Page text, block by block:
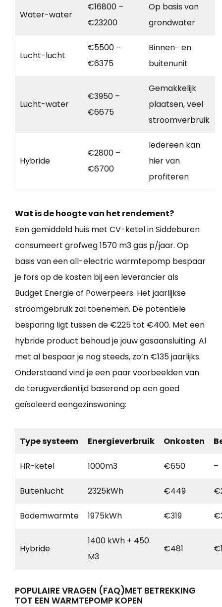
Water-water
€16800 –
€23200
Op basis van
grondwater
Lucht-lucht
€5500 –
€6375
Binnen- en
buitenunit
Lucht-water
€3950 –
€6675
Gemakkelijk
plaatsen, veel
stroomverbruik
Hybride
€2800 –
€6700
Iedereen kan
hier van
profiteren
Wat is de hoogte van het rendement?
Een gemiddeld huis met CV-ketel in Siddeburen
consumeert grofweg 1570 m3 gas p/jaar. Op
basis van een all-electric warmtepomp bespaar
je fors op de kosten bij een leverancier als
Budget Energie of Powerpeers. Het jaarlijkse
stroomgebruik zal toenemen. De potentiële
besparing ligt tussen de €225 tot €400. Met een
hybride product behoud je jouw gasaansluiting. Al
met al bespaar je nog steeds, zo’n €135 jaarlijks.
Onderstaand vind je een paar voorbeelden van
de terugverdientijd baserend op een goed
geïsoleerd eengezinswoning:
Type systeem Energieverbruik Onkosten
HR-ketel 1000m3 €650 –
Buitenlucht 2325kWh €449
Bodemwarmte 1975kWh €319
Hybride
1400 kWh + 450
M3
€481
POPULAIRE VRAGEN (FAQ)MET BETREKKING
TOT EEN WARMTEPOMP KOPEN